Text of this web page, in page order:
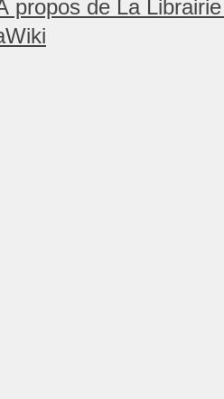
propos de La